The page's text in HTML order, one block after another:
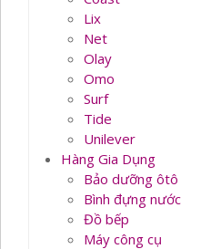
Lix
Net
Olay
Omo
Surf
Tide
Unilever
Hàng Gia Dụng
Bảo dưỡng ôtô
Bình đựng nước
Đồ bếp
Máy công cụ